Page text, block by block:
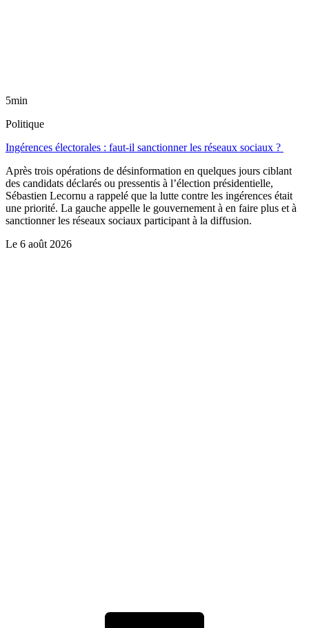
5min
Politique
Ingérences électorales : faut-il sanctionner les réseaux sociaux ?
Après trois opérations de désinformation en quelques jours ciblant
des candidats déclarés ou pressentis à l’élection présidentielle,
Sébastien Lecornu a rappelé que la lutte contre les ingérences était
une priorité. La gauche appelle le gouvernement à en faire plus et à
sanctionner les réseaux sociaux participant à la diffusion.
Le 6 août 2026